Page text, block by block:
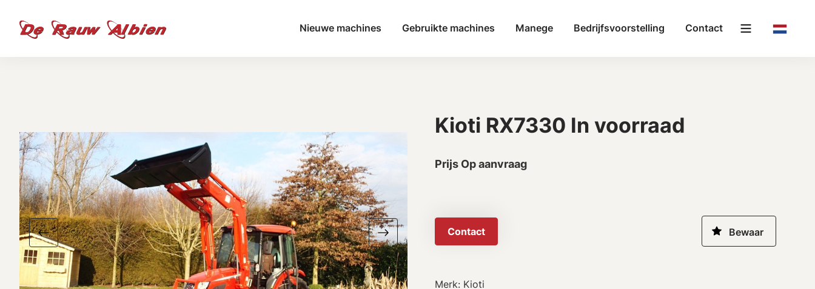
Nieuwe machines Gebruikte machines Manege Bedrijfsvoorstelling Contact
Kioti RX7330 In voorraad
Prijs Op aanvraag
Contact
Merk: Kioti